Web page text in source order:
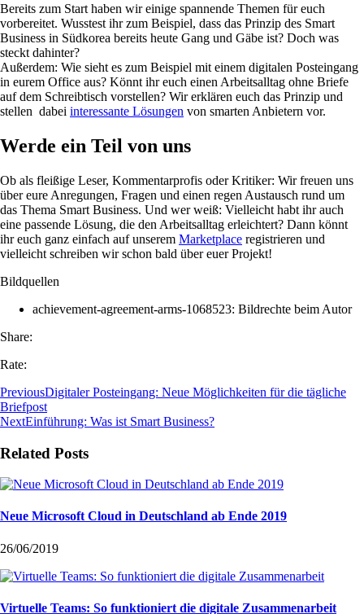
Bereits zum Start haben wir einige spannende Themen für euch
vorbereitet. Wusstest ihr zum Beispiel, dass das Prinzip des Smart
Business in Südkorea bereits heute Gang und Gäbe ist? Doch was
steckt dahinter?
Außerdem: Wie sieht es zum Beispiel mit einem digitalen Posteingang
in eurem Office aus? Könnt ihr euch einen Arbeitsalltag ohne Briefe
auf dem Schreibtisch vorstellen? Wir erklären euch das Prinzip und
stellen dabei interessante Lösungen von smarten Anbietern vor.
Werde ein Teil von uns
Ob als fleißige Leser, Kommentarprofis oder Kritiker: Wir freuen uns
über eure Anregungen, Fragen und einen regen Austausch rund um
das Thema Smart Business. Und wer weiß: Vielleicht habt ihr auch
eine passende Lösung, die den Arbeitsalltag erleichtert? Dann könnt
ihr euch ganz einfach auf unserem Marketplace registrieren und
vielleicht schreiben wir schon bald über euer Projekt!
Bildquellen
achievement-agreement-arms-1068523: Bildrechte beim Autor
Share:
Rate:
PreviousDigitaler Posteingang: Neue Möglichkeiten für die tägliche
Briefpost
NextEinführung: Was ist Smart Business?
Related Posts
Neue Microsoft Cloud in Deutschland ab Ende 2019
26/06/2019
Virtuelle Teams: So funktioniert die digitale Zusammenarbeit